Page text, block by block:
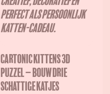
Cartonic Kittens 3D
puzzel – Bouw drie
schattige katjes